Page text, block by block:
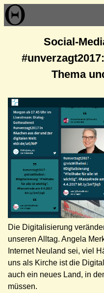
Zum
Inhalt
Social-
Thema
Die Digitalisierung
unseren Alltag. Angela
Internet Neuland sei, viel
uns als Kirche ist die
auch ein neues Land, in
müssen.